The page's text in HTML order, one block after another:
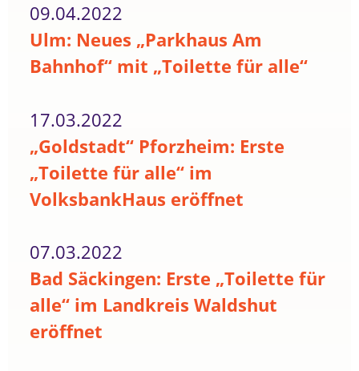
09.04.2022
Ulm: Neues „Parkhaus Am
Bahnhof“ mit „Toilette für alle“
17.03.2022
„Goldstadt“ Pforzheim: Erste
„Toilette für alle“ im
VolksbankHaus eröffnet
07.03.2022
Bad Säckingen: Erste „Toilette für
alle“ im Landkreis Waldshut
eröffnet